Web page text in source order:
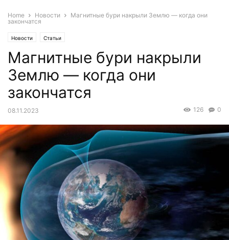
Home Новости
Магнитные бури накрыли Землю — когда они
закончатся
Новости Статьи
Магнитные бури накрыли
Землю — когда они
закончатся
08.11.2023 0
126